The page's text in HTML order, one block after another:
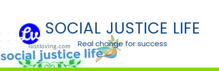
content
SOCIAL JUSTICE LIFE
Real change for success